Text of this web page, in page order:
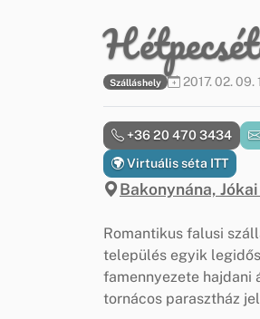
Szálláshely 2017. 02. 09.
Bakonynána, Jókai
+36 20 470 3434
Virtuális séta ITT
Romantikus falusi
település egyik
famennyezete hajdani
tornácos parasztház